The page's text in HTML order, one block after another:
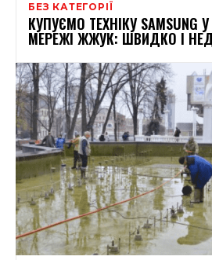
БЕЗ КАТЕГОРІЇ
КУПУЄМО ТЕХНІКУ SAMSUNG
МЕРЕЖІ ЖЖУК: ШВИДКО І